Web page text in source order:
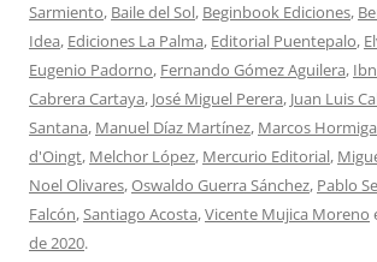
Sarmiento, Baile del Sol, Beginbook Ediciones,
Idea, Ediciones La Palma, Editorial Puentepalo,
Eugenio Padorno, Fernando Gómez Aguilera,
Cabrera Cartaya, José Miguel Perera, Juan Luis
Santana, Manuel Díaz Martínez, Marcos Hormiga
d'Oingt, Melchor López, Mercurio Editorial,
Noel Olivares,Oswaldo Guerra Sánchez, Pablo
Falcón,Santiago Acosta,Vicente Mujica Moreno
de 2020.